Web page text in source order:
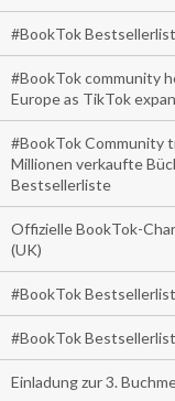
#BookTok
#BookTok community
Europe as TikTok
#BookTok Community
Millionen verkaufte
Bestsellerliste
Offizielle BookTok-
(UK)
#BookTok
#BookTok
Einladung zur 3.